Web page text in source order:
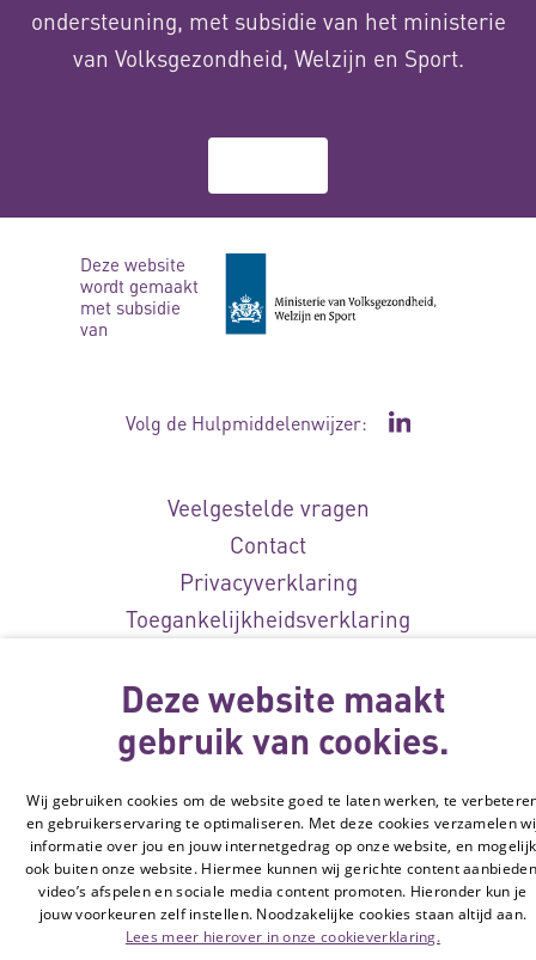
ondersteuning, met subsidie van het ministerie
van Volksgezondheid, Welzijn en Sport.
Deze website
wordt gemaakt
met subsidie
van
Volg de Hulpmiddelenwijzer: Ga naar de
Veelgestelde vragen
Contact
Privacyverklaring
Toegankelijkheidsverklaring
Cookie-instellingen
© Vilans, 2026
Deze website maakt
gebruik van cookies.
Wij gebruiken cookies om de website goed te laten werken, te
en gebruikerservaring te optimaliseren. Met deze cookies verzamelen
informatie over jou en jouw internetgedrag op onze website, en mogelijk
ook buiten onze website. Hiermee kunnen wij gerichte content
video’s afspelen en sociale media content promoten. Hieronder kun je
jouw voorkeuren zelf instellen. Noodzakelijke cookies staan altijd aan.
Lees meer hierover in onze cookieverklaring.